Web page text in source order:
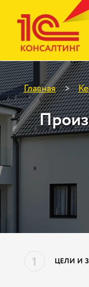
Главная >
1 ЦЕЛИ И